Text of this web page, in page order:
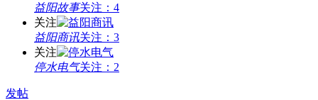
益阳故事关注：4
关注
益阳商讯关注：3
关注
停水电气关注：2
发帖